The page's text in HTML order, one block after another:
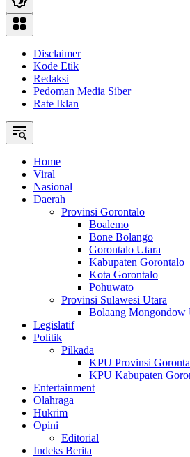
Disclaimer
Kode Etik
Redaksi
Pedoman Media Siber
Rate Iklan
Home
Viral
Nasional
Daerah
Provinsi Gorontalo
Boalemo
Bone Bolango
Gorontalo Utara
Kabupaten Gorontalo
Kota Gorontalo
Pohuwato
Provinsi Sulawesi Utara
Bolaang Mongondow
Legislatif
Politik
Pilkada
KPU Provinsi
KPU Kabupaten
Entertainment
Olahraga
Hukrim
Opini
Editorial
Indeks Berita